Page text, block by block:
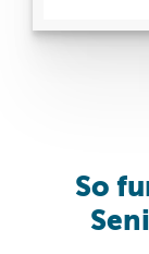
So